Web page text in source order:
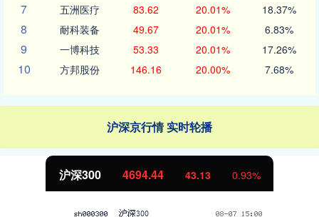
7 五洲医疗 83.62 20.01% 18.37%
8 耐科装备 49.67 20.01% 6.83%
9 一博科技 53.33 20.01% 17.26%
10 方邦股份 146.16 20.00% 7.68%
沪深京行情 实时轮播
沪深300 4694.44 43.13 0.93%